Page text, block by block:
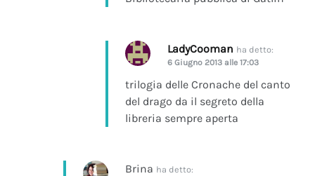
LadyCooman ha detto:
6 Giugno 2013 alle 17:03
trilogia delle Cronache del canto
del drago da il segreto della
libreria sempre aperta
Brina ha detto: